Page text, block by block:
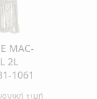
MAC-
2L
1061
τιμή